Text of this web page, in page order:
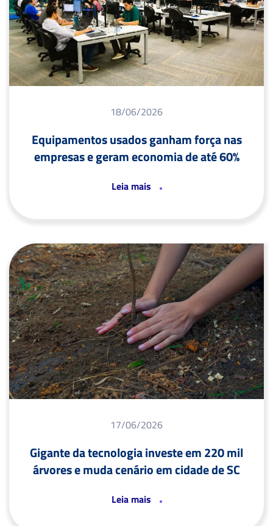
18/06/2026
Equipamentos usados ganham força nas
empresas e geram economia de até 60%
Leia mais
17/06/2026
Gigante da tecnologia investe em 220 mil
árvores e muda cenário em cidade de SC
Leia mais